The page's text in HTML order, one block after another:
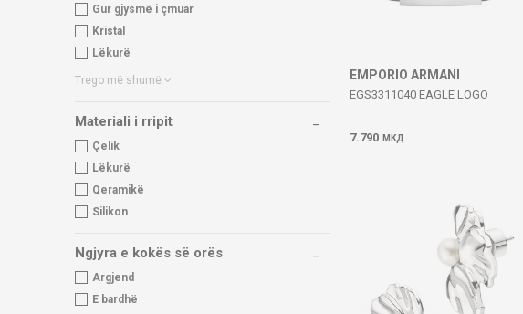
Gur gjysmë i çmuar
Kristal
Lëkurë
Trego më shumë
Materiali i rripit
Çelik
Lëkurë
Qeramikë
Silikon
Ngjyra e kokës së orës
Argjend
E bardhë
EMPORIO ARMANI
EGS3311040 EAGLE LOGO
7.790 МКД